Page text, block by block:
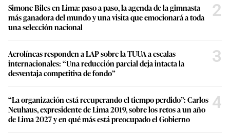
Simone Biles en Lima: paso a paso, la agenda de la gimnasta
más ganadora del mundo y una visita que emocionará a toda
una selección nacional
2
Aerolíneas responden a LAP sobre la TUUA a escalas
internacionales: “Una reducción parcial deja intacta la
desventaja competitiva de fondo”
3
“La organización está recuperando el tiempo perdido”: Carlos
Neuhaus, expresidente de Lima 2019, sobre los retos a un año
de Lima 2027 y en qué más está preocupado el Gobierno
4